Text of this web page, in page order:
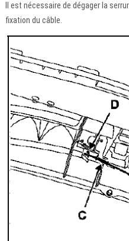
Il est nécessaire de dégager la
fixation du câble.